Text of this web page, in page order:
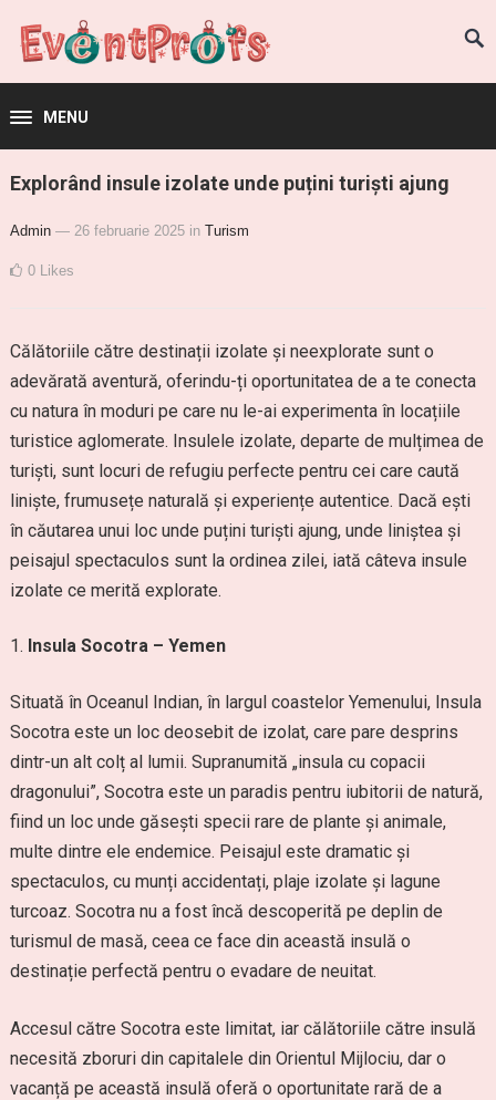
MENU
Explorând insule izolate unde puțini turiști ajung
Admin — 26 februarie 2025 in Turism
0 Likes
Călătoriile către destinații izolate și neexplorate sunt o
adevărată aventură, oferindu-ți oportunitatea de a te conecta
cu natura în moduri pe care nu le-ai experimenta în locațiile
turistice aglomerate. Insulele izolate, departe de mulțimea de
turiști, sunt locuri de refugiu perfecte pentru cei care caută
liniște, frumusețe naturală și experiențe autentice. Dacă ești
în căutarea unui loc unde puțini turiști ajung, unde liniștea și
peisajul spectaculos sunt la ordinea zilei, iată câteva insule
izolate ce merită explorate.
Insula Socotra – Yemen
Situată în Oceanul Indian, în largul coastelor Yemenului, Insula
Socotra este un loc deosebit de izolat, care pare desprins
dintr-un alt colț al lumii. Supranumită „insula cu copacii
dragonului”, Socotra este un paradis pentru iubitorii de natură,
fiind un loc unde găsești specii rare de plante și animale,
multe dintre ele endemice. Peisajul este dramatic și
spectaculos, cu munți accidentați, plaje izolate și lagune
turcoaz. Socotra nu a fost încă descoperită pe deplin de
turismul de masă, ceea ce face din această insulă o
destinație perfectă pentru o evadare de neuitat.
Accesul către Socotra este limitat, iar călătoriile către insulă
necesită zboruri din capitalele din Orientul Mijlociu, dar o
vacanță pe această insulă oferă o oportunitate rară de a